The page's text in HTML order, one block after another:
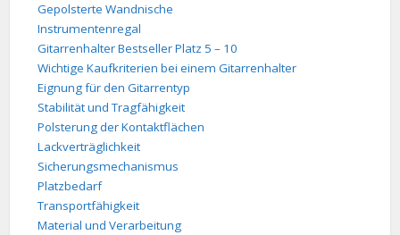
Gepolsterte Wandnische
Instrumentenregal
Gitarrenhalter Bestseller Platz 5 – 10
Wichtige Kaufkriterien bei einem Gitarrenhalter
Eignung für den Gitarrentyp
Stabilität und Tragfähigkeit
Polsterung der Kontaktflächen
Lackverträglichkeit
Sicherungsmechanismus
Platzbedarf
Transportfähigkeit
Material und Verarbeitung